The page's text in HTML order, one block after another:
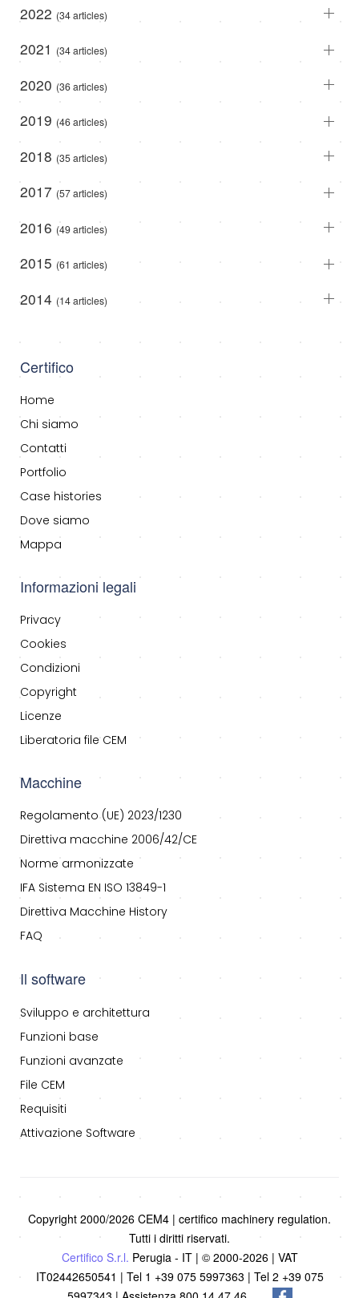
2022 (34 articles)
2021 (34 articles)
2020 (36 articles)
2019 (46 articles)
2018 (35 articles)
2017 (57 articles)
2016 (49 articles)
2015 (61 articles)
2014 (14 articles)
Certifico
Home
Chi siamo
Contatti
Portfolio
Case histories
Dove siamo
Mappa
Informazioni legali
Privacy
Cookies
Condizioni
Copyright
Licenze
Liberatoria file CEM
Macchine
Regolamento (UE) 2023/1230
Direttiva macchine 2006/42/CE
Norme armonizzate
IFA Sistema EN ISO 13849-1
Direttiva Macchine History
FAQ
Il software
Sviluppo e architettura
Funzioni base
Funzioni avanzate
File CEM
Requisiti
Attivazione Software
Copyright 2000/2026 CEM4 | certifico machinery regulation.
Tutti i diritti riservati.
Certifico S.r.l. Perugia - IT | © 2000-2026 | VAT
IT02442650541 | Tel 1 +39 075 5997363 | Tel 2 +39 075